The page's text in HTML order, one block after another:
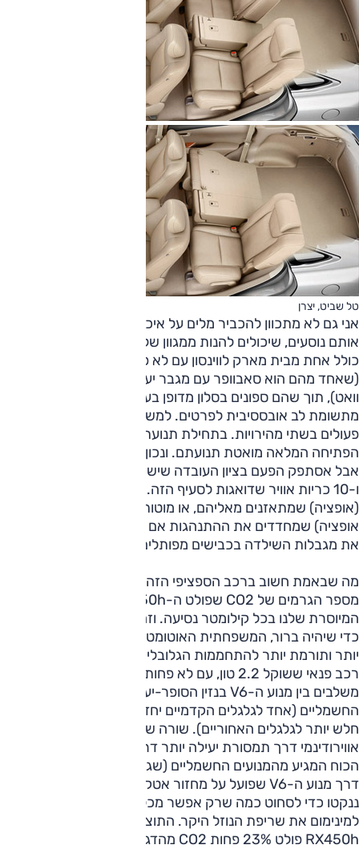
טל שביט, יצרן
אני גם לא מתכוון להכביר מלים על איכות החיים הנהדרת של
אותם נוסעים, שיכולים להנות ממגוון של מערכות שמע מעולות
וואט), תוך שהם ספונים בסלון מדופן בעור רך ונעים ונהנים
מתשומת לב אובססיבית לפרטים. למשל: החלונות החשמליים
פעולים בשתי מהירויות. בתחילת תנועתם ולקראת הסגירה או
הפתיחה המלאה מואטת תנועתם. ונכון שבטיחות זה דבר חשוב,
אבל אסתפק הפעם בציון העובדה שיש המון מערכות אלקטרוניות
ו-10 כריות אוויר שדואגות לסעיף הזה. אפילו על מיתלי האוויר
(אופציה) שמתאזנים מאליהם, או מוטות הייצוב האקטיביים (עוד
אופציה) שמחדדים את ההתנהגות אם תחליט משום מה לבדוק
את מגבלות השילדה בכבישים מפותלים לא ארחיב ולא אפרט.
המיוסרת שלנו בכל קילומטר נסיעה. וזהו נתון לא פחות ממדהים.
כדי שיהיה ברור, המשפחתית האוטומטית הצנועה שלכם פולטת
יותר ותורמת יותר להתחממות הגלובלית, וכאן אנחנו מדברים על
משלבים בין מנוע ה-V6 בנזין הסופר-יעיל שלו לצמד המנועים
החשמליים (אחד לגלגלים הקדמיים יחד עם מנוע הבנזין, אחד
חלש יותר לגלגלים האחוריים). שורה של צעדים – משיפור
אווירודינמי דרך תמסורת יעילה יותר דרך ניהול מתוחכם יותר של
הכוח המגיע מהמנועים החשמליים (שגם הם הפכו יעילים יותר)
דרך מנוע ה-V6 שפועל על מחזור אטקינסון חסכוני במיוחד –
ננקטו כדי לסחוט כמה שרק אפשר מכל ליטר בנזין ולצמצם עד
למינימום את שריפת הנוזל היקר. התוצאה הסופית היא שה-
RX450h פולט 23% פחות CO2 מהדגם הקודם למרות עליה של